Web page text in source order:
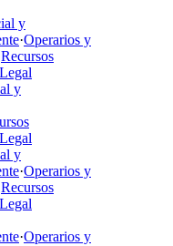
y
·Operarios y
Recursos
Legal
y
Legal
y
·Operarios y
Recursos
Legal
·Operarios y